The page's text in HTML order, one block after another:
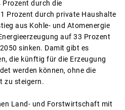
Prozent durch die
Prozent durch private Haushalte
aus Kohle- und Atomenergie
auf 33 Prozent
sinken. Damit gibt es
die künftig für die Erzeugung
werden können, ohne die
zu steigern.
Land- und Forstwirtschaft mit